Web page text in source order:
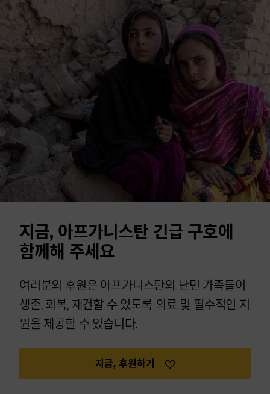
지금, 아프가니스탄 긴급 구호에
함께해 주세요
여러분의 후원은 아프가니스탄의 난민 가족들이
생존, 회복, 재건할 수 있도록 의료 및 필수적인 지
원을 제공할 수 있습니다.
지금, 후원하기